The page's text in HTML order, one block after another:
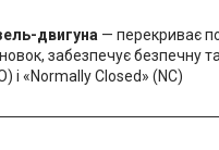
двигуна — перекриває
забезпечує безпечну
і «Normally Closed» (NC)